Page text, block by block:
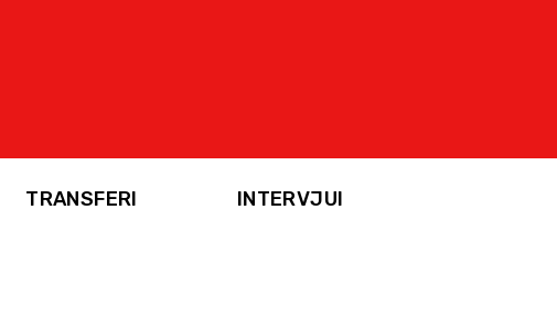
TRANSFERI INTERVJUI